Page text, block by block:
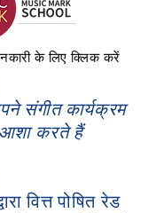
के लिए क्लिक करें
संगीत कार्यक्रम
आशा करते हैं
वित्त पोषित रेड